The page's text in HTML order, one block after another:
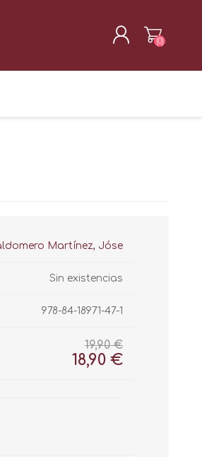
(0)
Martínez, Jóse
Sin existencias
978-84-18971-47-1
19,90 €
18,90 €